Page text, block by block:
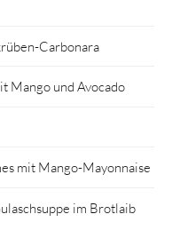
Carbonara
Mango und Avocado
mit Mango-Mayonnaise
im Brotlaib